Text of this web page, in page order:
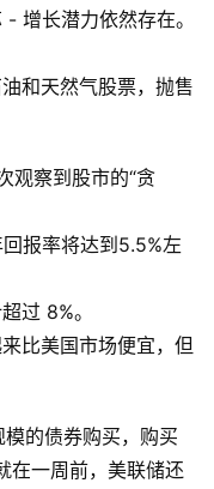
增长潜力依然存在。
和天然气股票，抛售
观察到股市的“贪
报率将达到5.5%左
过 8%。
比美国市场便宜，但
的债券购买，购买
在一周前，美联储还